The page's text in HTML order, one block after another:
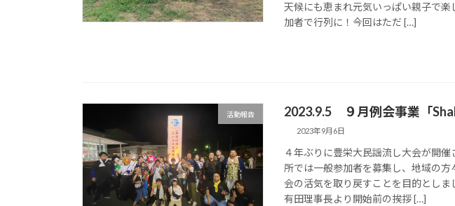
天候にも恵まれ元気いっぱい親子で
加者で行列に！今回はただ […]
活動報告 2023.9.5 ９月例会事業「
2023年9月6日
４年ぶりに豊栄大民謡流し大会が開
所では一般参加者を募集し、地域の
会の活気を取り戻すことを目的とし
有田理事長より開始前の挨拶 […]